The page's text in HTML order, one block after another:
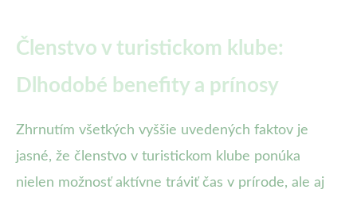
Členstvo v turistickom klube:
Dlhodobé benefity a prínosy
Zhrnutím všetkých vyššie uvedených faktov je
jasné, že členstvo v turistickom klube ponúka
nielen možnosť aktívne tráviť čas v prírode, ale aj